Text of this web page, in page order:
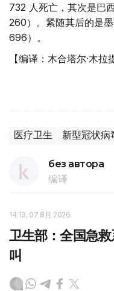
732 人死亡，其次是巴
260）。紧随其后的是
696）。
【编译：木合塔尔·木拉
医疗卫生 新型冠状病
без автора
编译
14:13, 07 8月 2026
卫生部：全国急
叫